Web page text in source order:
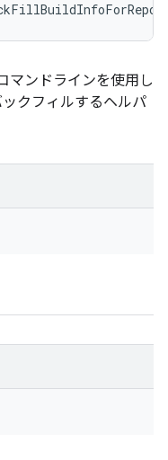
マンドラインを使用し
ックフィルするヘルパ